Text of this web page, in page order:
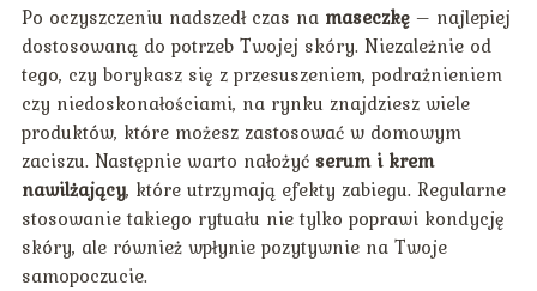
Po oczyszczeniu nadszedł czas na maseczkę – najlepiej
dostosowaną do potrzeb Twojej skóry. Niezależnie od
tego, czy borykasz się z przesuszeniem, podrażnieniem
czy niedoskonałościami, na rynku znajdziesz wiele
produktów, które możesz zastosować w domowym
zaciszu. Następnie warto nałożyć serum i krem
nawilżający, które utrzymają efekty zabiegu. Regularne
stosowanie takiego rytuału nie tylko poprawi kondycję
skóry, ale również wpłynie pozytywnie na Twoje
samopoczucie.